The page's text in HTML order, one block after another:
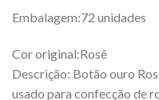
Embalagem:72 unidades
Cor original:Rosê
Descrição: Botão ouro
usado para confecção de